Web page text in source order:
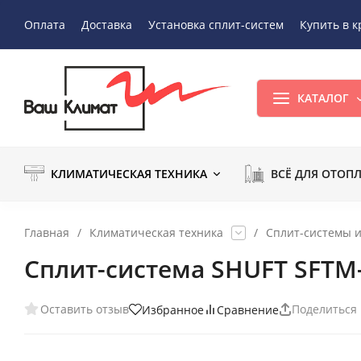
Оплата Доставка Установка сплит-систем Купить в
КАТАЛОГ
КЛИМАТИЧЕСКАЯ ТЕХНИКА ВСЁ ДЛЯ
Главная / Климатическая техника / Сплит-системы
Сплит-система SHUFT
Оставить отзыв Избранное Сравнение Поделиться